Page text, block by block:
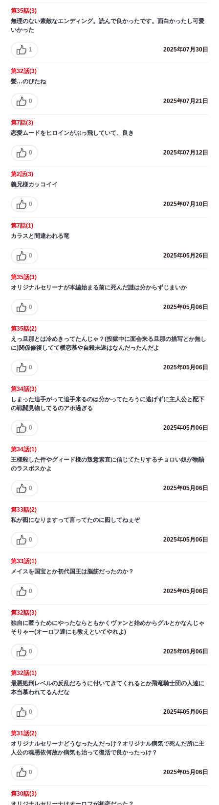
第35話(3)
無理のない素敵なエンディング。読んで良かったです。面白かったし可愛
いかった
1 2025年07月30日
第32話(3)
髪…のびたね
0 2025年07月21日
第7話(3)
恋愛ムードをヒロインがぶっ飛していて、良き
0 2025年07月12日
第2話(3)
義兄様カッコイイ
0 2025年07月10日
第7話(1)
カラスと間違われる竜
0 2025年05月26日
第35話(3)
オリジナルセリーナが本編始まる前に死んだ謎は分からずじまいか
0 2025年05月06日
第35話(2)
えっ旦那とは冷めきってたんじゃ？(投獄中に面会来る旦那の描写とか無し
に)関係修復してて横恋慕や自殺未遂はなんだったんだよ
0 2025年05月06日
第34話(3)
しまった追手がって追手来るのは分かってたろうに逃げずに主人公と配下
の戦闘見物してるのアホ過ぎる
0 2025年05月06日
第34話(1)
王様殺した件やグィード様の叛意素直に信じてたりするチョロい奴が物語
のラスボスかよ
0 2025年05月06日
第33話(2)
私が囮になりますって言ってたのに囮してねぇぞ
0 2025年05月06日
第33話(1)
メイスを国宝とか初代国王は脳筋だったのか？
0 2025年05月06日
第32話(3)
独自に匿うためにやったならともかくヴァンと始めからグルとかなんじゃ
そりゃー(オーロフ達にも教えといてやれよ)
0 2025年05月06日
第32話(1)
最悪処刑レベルの反乱だろうに付いてきてくれるとか飛竜騎士団の人達に
本当慕われてるんだな
0 2025年05月06日
第31話(2)
オリジナルセリーナどうなったんだっけ？オリジナル病気で死んだ所に主
人公の魂憑依何故か病気も治って復活で良かったっけ？
0 2025年05月06日
第30話(3)